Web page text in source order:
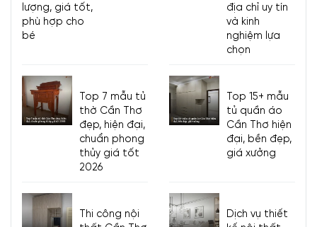
lượng, giá tốt,
phù hợp cho
bé
địa chỉ uy tín
và kinh
nghiệm lựa
chọn
Top 7 mẫu tủ
thờ Cần Thơ
đẹp, hiện đại,
chuẩn phong
thủy giá tốt
2026
Top 15+ mẫu
tủ quần áo
Cần Thơ hiện
đại, bền đẹp,
giá xưởng
Thi công nội
Dịch vụ thiết